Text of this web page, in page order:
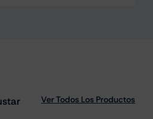
Ver Todos Los Productos